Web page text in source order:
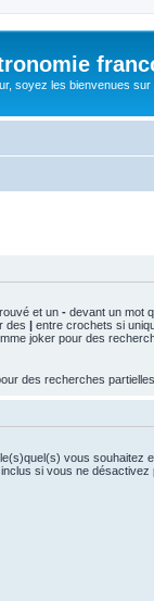
soyez les bienvenues
et un - devant un mot
des | entre crochets si
joker pour des
des recherches partielles.
vous souhaitez
si vous ne désactivez